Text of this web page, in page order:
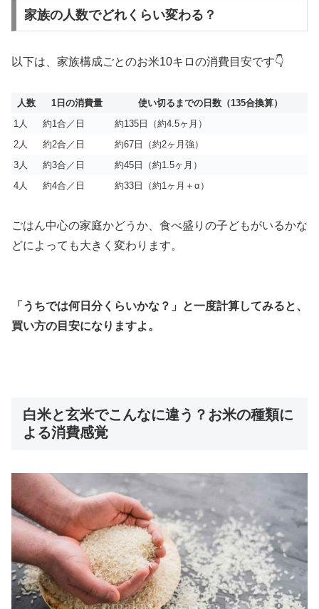
家族の人数でどれくらい変わる？
以下は、家族構成ごとのお米10キロの消費目安です👇
人数 1日の消費量
使い切るまでの日数（135合換算）
1人
約1合／日
約135日（約4.5ヶ月）
2人
約2合／日
約67日（約2ヶ月強）
3人
約3合／日
約45日（約1.5ヶ月）
4人
約4合／日 約33日（約1ヶ月＋α）
ごはん中心の家庭かどうか、食べ盛りの子どもがいるかな
どによっても大きく変わります。
「うちでは何日分くらいかな？」と一度計算してみると、
買い方の目安になりますよ。
白米と玄米でこんなに違う？お米の種類に
よる消費感覚